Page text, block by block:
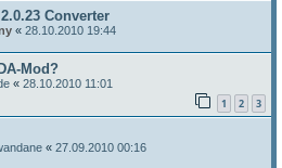
Converter
« 28.10.2010 19:44
Mod?
« 28.10.2010 11:01
1 2 3
« 27.09.2010 00:16